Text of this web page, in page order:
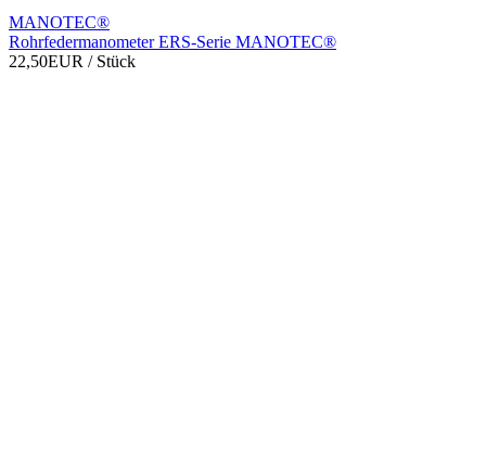
MANOTEC®
Rohrfedermanometer ERS-Serie MANOTEC®
22,50EUR / Stück